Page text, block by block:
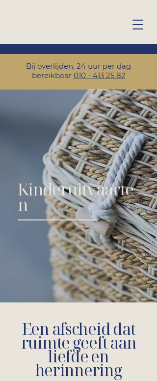
Bij overlijden, 24 uur per dag
bereikbaar 010 - 413 25 82
Kinderuitvaarte
n
Een afscheid dat
ruimte geeft aan
liefde en
herinnering